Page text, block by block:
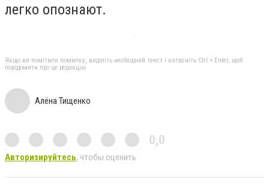
легко опознают.
Якщо ви помітили помилку, виділіть необхідний текст і натисніть Ctrl + Enter, щоб
повідомити про це редакцію
Алёна Тищенко
0,0
Авторизируйтесь, чтобы оценить